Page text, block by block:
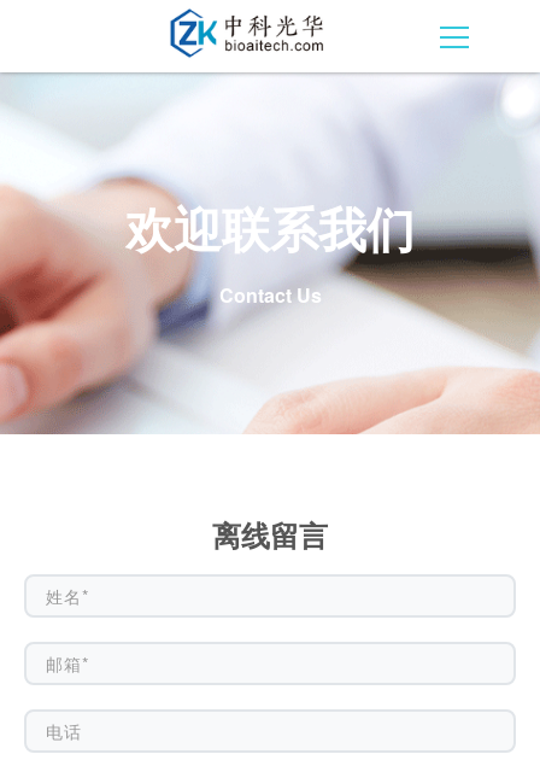
欢迎联系我们
Contact Us
离线留言